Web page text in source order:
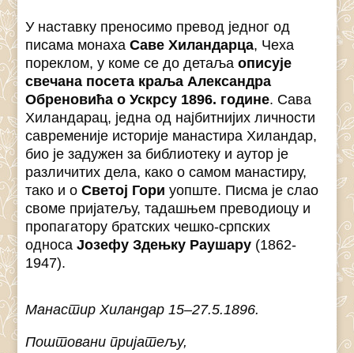
У наставку преносимо превод једног од
писама монахаСаве Хиландарца, Чеха
пореклом, у коме се до детаља описује
свечана посета краља Александра
Обреновића о Ускрсу 1896. године. Сава
Хиландарац, једна од најбитнијих личности
савременије историје манастира Хиландар,
био је задужен за библиотеку и аутор је
различитих дела, како о самом манастиру,
тако и оСветој Гори уопште. Писма је слао
своме пријатељу, тадашњем преводиоцу и
пропагатору братских чешко-српских
односаЈозефу Здењку Раушару (1862-
1947).
Манастир Хиландар 15–27.5.1896.
Поштовани пријатељу,